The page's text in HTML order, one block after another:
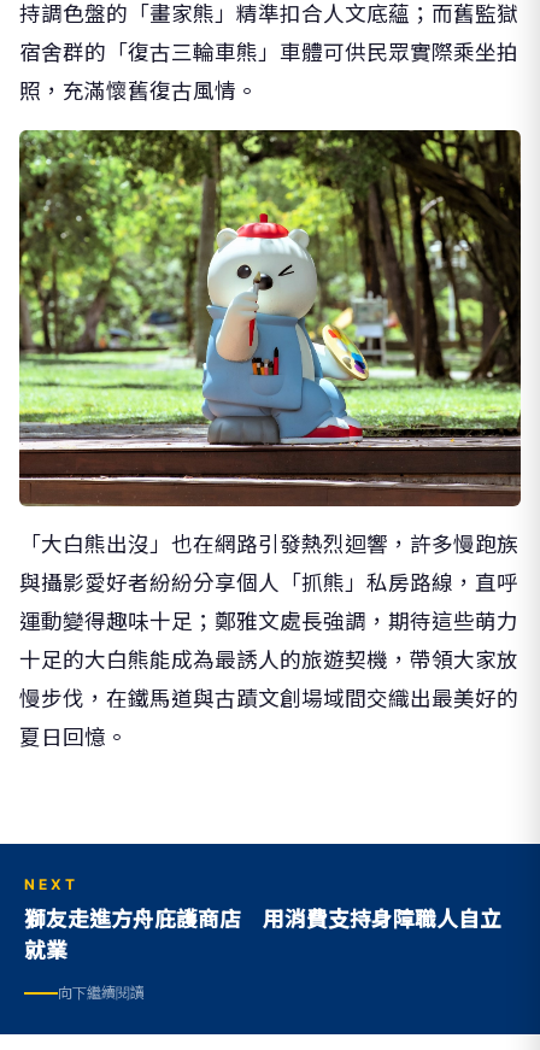
持調色盤的「畫家熊」精準扣合人文底蘊；而舊監獄
宿舍群的「復古三輪車熊」車體可供民眾實際乘坐拍
照，充滿懷舊復古風情。
「大白熊出沒」也在網路引發熱烈迴響，許多慢跑族
與攝影愛好者紛紛分享個人「抓熊」私房路線，直呼
運動變得趣味十足；鄭雅文處長強調，期待這些萌力
十足的大白熊能成為最誘人的旅遊契機，帶領大家放
慢步伐，在鐵馬道與古蹟文創場域間交織出最美好的
夏日回憶。
NEXT
獅友走進方舟庇護商店 用消費支持身障職人自立
就業
向下繼續閱讀